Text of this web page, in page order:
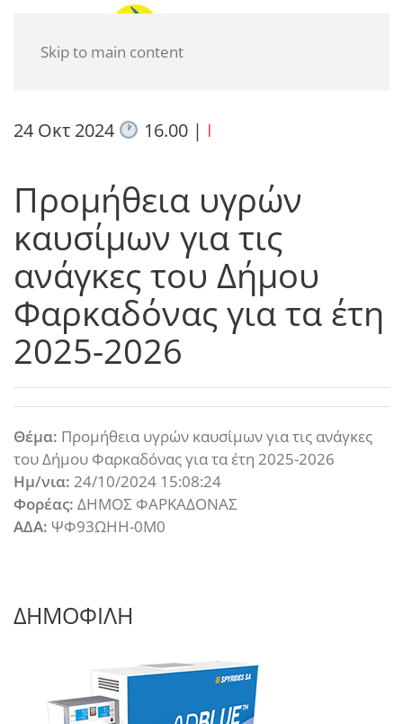
Skip to main content
24 Οκτ 2024 16.00| I
Προμήθεια υγρών
καυσίμων για τις
ανάγκες του Δήμου
Φαρκαδόνας για τα έτη
2025-2026
Θέμα: Προμήθεια υγρών καυσίμων για τις ανάγκες
του Δήμου Φαρκαδόνας για τα έτη 2025-2026
Ημ/νια: 24/10/2024 15:08:24
Φορέας: ΔΗΜΟΣ ΦΑΡΚΑΔΟΝΑΣ
ΑΔΑ: ΨΦ93ΩΗΗ-0Μ0
ΔΗΜΟΦΙΛΗ